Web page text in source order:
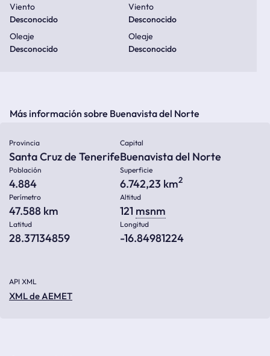
Viento
Desconocido
Oleaje
Desconocido
Viento
Desconocido
Oleaje
Desconocido
Más información sobre Buenavista del Norte
Provincia
Santa Cruz de Tenerife
Capital
Buenavista del Norte
Población
4.884
Superficie
6.742,23 km2
Perímetro
47.588 km
Altitud
121 msnm
Latitud
28.37134859
Longitud
-16.84981224
API XML
XML de AEMET